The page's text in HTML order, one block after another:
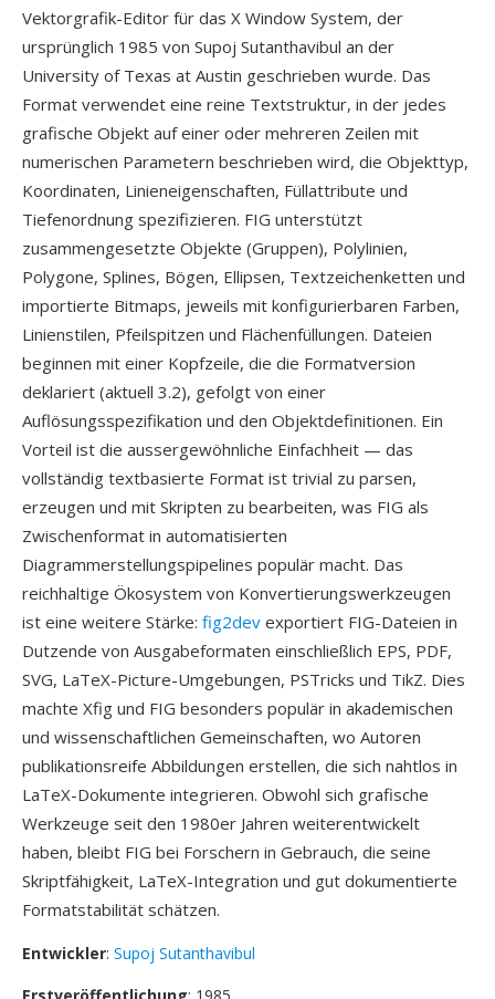
Vektorgrafik-Editor für das X Window System, der
ursprünglich 1985 von Supoj Sutanthavibul an der
University of Texas at Austin geschrieben wurde. Das
Format verwendet eine reine Textstruktur, in der jedes
grafische Objekt auf einer oder mehreren Zeilen mit
numerischen Parametern beschrieben wird, die Objekttyp,
Koordinaten, Linieneigenschaften, Füllattribute und
Tiefenordnung spezifizieren. FIG unterstützt
zusammengesetzte Objekte (Gruppen), Polylinien,
Polygone, Splines, Bögen, Ellipsen, Textzeichenketten und
importierte Bitmaps, jeweils mit konfigurierbaren Farben,
Linienstilen, Pfeilspitzen und Flächenfüllungen. Dateien
beginnen mit einer Kopfzeile, die die Formatversion
deklariert (aktuell 3.2), gefolgt von einer
Auflösungsspezifikation und den Objektdefinitionen. Ein
Vorteil ist die aussergewöhnliche Einfachheit — das
vollständig textbasierte Format ist trivial zu parsen,
erzeugen und mit Skripten zu bearbeiten, was FIG als
Zwischenformat in automatisierten
Diagrammerstellungspipelines populär macht. Das
reichhaltige Ökosystem von Konvertierungswerkzeugen
ist eine weitere Stärke: fig2dev exportiert FIG-Dateien in
Dutzende von Ausgabeformaten einschließlich EPS, PDF,
SVG, LaTeX-Picture-Umgebungen, PSTricks und TikZ. Dies
machte Xfig und FIG besonders populär in akademischen
und wissenschaftlichen Gemeinschaften, wo Autoren
publikationsreife Abbildungen erstellen, die sich nahtlos in
LaTeX-Dokumente integrieren. Obwohl sich grafische
Werkzeuge seit den 1980er Jahren weiterentwickelt
haben, bleibt FIG bei Forschern in Gebrauch, die seine
Skriptfähigkeit, LaTeX-Integration und gut dokumentierte
Formatstabilität schätzen.
Entwickler: Supoj Sutanthavibul